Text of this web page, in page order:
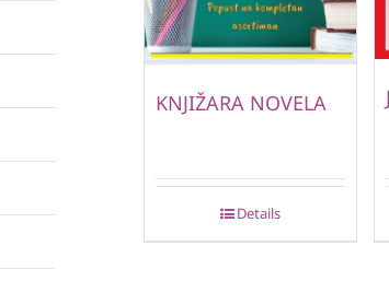
KNJIŽARA NOVELA
Details